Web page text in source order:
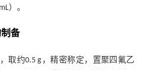
）。
备
取约0.5 g，精密称定，置聚四氟乙